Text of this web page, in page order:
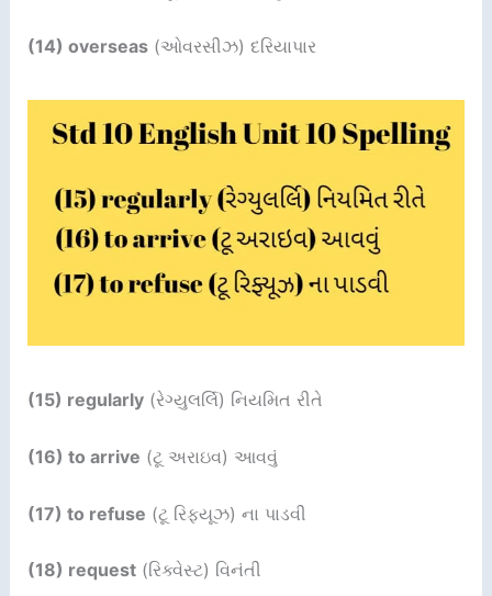
(14) overseas(ઓવરસીઝ) દરિયાપાર
(15) regularly(રેગ્યુલર્લિ) નિયમિત રીતે
(16) to arrive (ટૂ અરાઇવ) આવવું
(17) to refuse (ટૂ રિફ્યૂઝ) ના પાડવી
(18) request(રિક્વેસ્ટ) વિનંતી